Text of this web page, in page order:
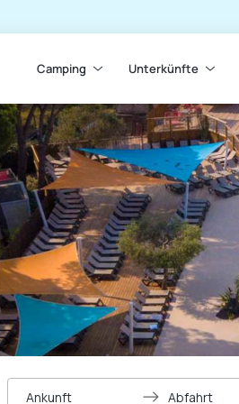
Camping Unterkünfte
Ankunft Abfahrt